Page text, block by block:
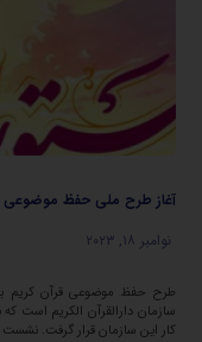
آغاز طرح ملی حفظ موضوعی
نوامبر ۱۸, ۲۰۲۳
طرح حفظ موضوعی قرآن کریم
سازمان دارالقرآن الکریم است
کار این سازمان قرار گرفت.